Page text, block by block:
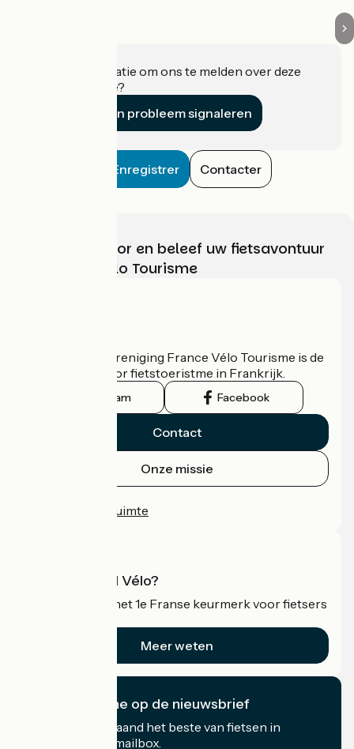
Heeft u informatie om ons te melden over deze
accommodatie?
Een probleem signaleren
Enregistrer Contacter
Kies, bereid voor en beleef uw fietsavontuur
met France Vélo Tourisme
De nationale vereniging France Vélo Tourisme is de
officiële gids voor fietstoeristme in Frankrijk.
Instagram Facebook
Contact
Onze missie
Professionele ruimte
Wat is Accueil Vélo?
Accueil Vélo is het 1e Franse keurmerk voor fietsers
Meer weten
Ik abonneer me op de nieuwsbrief
Ontvang elke maand het beste van fietsen in
Frankrijk in uw mailbox.